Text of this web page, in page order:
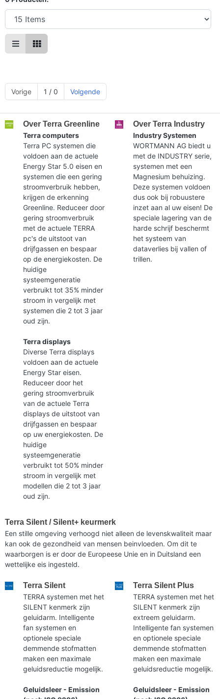
Vorige 1 / 0 Volgende
Over Terra Greenline
Terra computers
Terra PC systemen die
voldoen aan de actuele
Energy Star 5.0 eisen en
systemen die een gering
stroomverbruik hebben,
krijgen de erkenning
Greenline. Reduceer door
gering stroomverbruik
met de actuele TERRA
pc's de uitstoot van
drijfgassen en bespaar
op de energiekosten. De
huidige
systeemgeneratie
verbruikt tot 35% minder
stroom in vergelijk met
systemen die 2 tot 3 jaar
oud zijn.
Terra displays
Diverse Terra displays
voldoen aan de actuele
Energy Star eisen.
Reduceer door het
gering stroomverbruik
van de actuele Terra
displays de uitstoot van
drijfgassen en bespaar
op uw energiekosten. De
huidige
systeemgeneratie
verbruikt tot 50% minder
stroom in vergelijk met
modellen die 2 tot 3 jaar
oud zijn.
Over Terra Industry
Industry Systemen
WORTMANN AG biedt u
met de INDUSTRY serie,
systemen met een
Magnesium behuizing.
Deze systemen voldoen
dus ook bij robuustere
inzet aan al uw eisen! De
speciale lagering van de
harde schrijf beschermt
het systeem van
dataverlies bij vallen of
trillen.
Terra Silent / Silent+ keurmerk
Een stille omgeving verhoogd niet alleen de levenskwaliteit maar
kan ook de gezondheid van mensen beinvloeden. Om dit te
waarborgen is er door de Europeese Unie en in Duitsland een
wettelijke eis ingesteld.
Terra Silent
TERRA systemen met het
SILENT kenmerk zijn
geluidarm. Intelligente
fan systemen en
optionele speciale
demmende stofmatten
maken een maximale
geluidsreductie mogelijk.
Geluidsleer - Emission
Terra Silent Plus
TERRA systemen met het
SILENT kenmerk zijn
extreem geluidarm.
Intelligente fan systemen
en optionele speciale
demmende stofmatten
maken een maximale
geluidsreductie mogelijk.
Geluidsleer - Emission